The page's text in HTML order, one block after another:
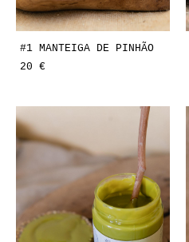
#1 MANTEIGA DE PINHÃO
20 €